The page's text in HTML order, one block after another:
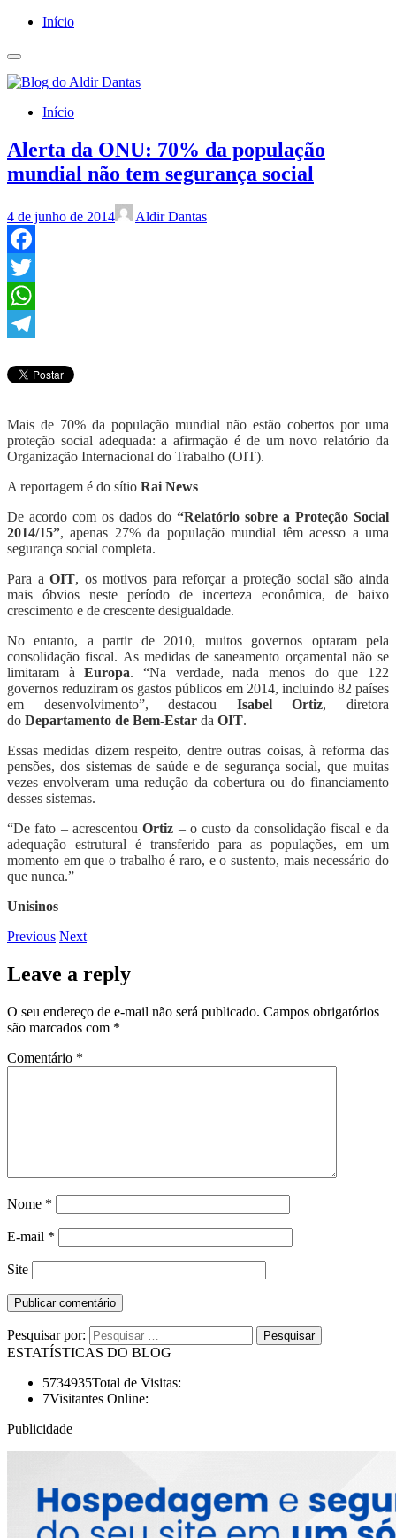
Início
Início
Alerta da ONU: 70% da população
mundial não tem segurança social
4 de junho de 2014 Aldir Dantas
Facebook
Twitter
WhatsApp
Mais de 70% da população mundial não estão cobertos por uma
proteção social adequada: a afirmação é de um novo relatório da
Organização Internacional do Trabalho (OIT).
A reportagem é do sítio Rai News
De acordo com os dados do “Relatório sobre a Proteção Social
2014/15”, apenas 27% da população mundial têm acesso a uma
segurança social completa.
Para aOIT, os motivos para reforçar a proteção social são ainda
mais óbvios neste período de incerteza econômica, de baixo
crescimento e de crescente desigualdade.
No entanto, a partir de 2010, muitos governos optaram pela
consolidação fiscal. As medidas de saneamento orçamental não se
limitaram àEuropa. “Na verdade, nada menos do que 122
governos reduziram os gastos públicos em 2014, incluindo 82 países
em desenvolvimento”, destacou Isabel Ortiz, diretora
do Departamento de Bem-Estar da OIT.
Essas medidas dizem respeito, dentre outras coisas, à reforma das
pensões, dos sistemas de saúde e de segurança social, que muitas
vezes envolveram uma redução da cobertura ou do financiamento
desses sistemas.
“De fato – acrescentouOrtiz – o custo da consolidação fiscal e da
adequação estrutural é transferido para as populações, em um
momento em que o trabalho é raro, e o sustento, mais necessário do
que nunca.”
Unisinos
Previous Next
Leave a reply
O seu endereço de e-mail não será publicado. Campos obrigatórios
são marcados com *
Comentário *
Nome *
E-mail *
Site
Pesquisar por:
ESTATÍSTICAS DO BLOG
5734935Total de Visitas:
7Visitantes Online:
Publicidade